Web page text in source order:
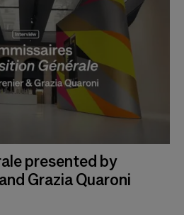
presented by
Grazia Quaroni